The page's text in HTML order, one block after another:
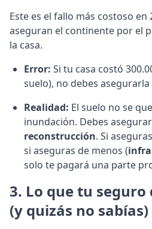
Este es el fallo más costoso
aseguran el continente por el
la casa.
Error: Si tu casa costó
suelo), no debes asegurarla
Realidad: El suelo no se
inundación. Debes
reconstrucción. Si
si aseguras de menos (
solo te pagará una parte
3. Lo que tu
(y quizás no sabías)